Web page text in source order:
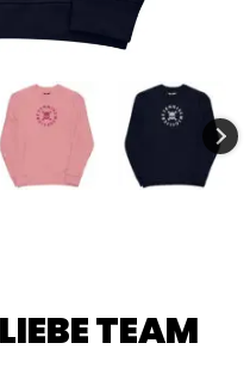
TEAM